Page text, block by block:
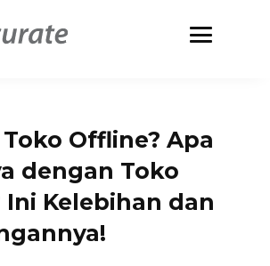
Offline? Apa
dengan Toko
Ini Kelebihan dan